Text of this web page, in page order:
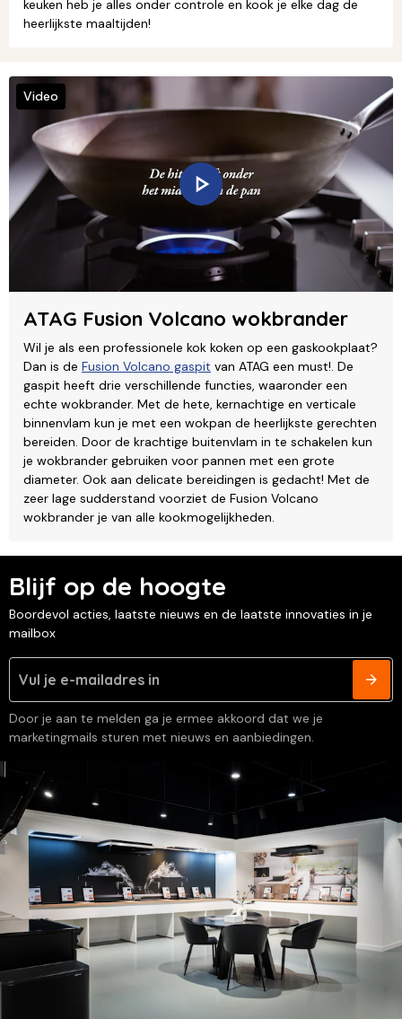
keuken heb je alles onder controle en kook je elke dag de
heerlijkste maaltijden!
ATAG Fusion Volcano wokbrander
Wil je als een professionele kok koken op een gaskookplaat?
Dan is de Fusion Volcano gaspit van ATAG een must!. De
gaspit heeft drie verschillende functies, waaronder een
echte wokbrander. Met de hete, kernachtige en verticale
binnenvlam kun je met een wokpan de heerlijkste gerechten
bereiden. Door de krachtige buitenvlam in te schakelen kun
je wokbrander gebruiken voor pannen met een grote
diameter. Ook aan delicate bereidingen is gedacht! Met de
zeer lage sudderstand voorziet de Fusion Volcano
wokbrander je van alle kookmogelijkheden.
Video
Blijf op de hoogte
Boordevol acties, laatste nieuws en de laatste innovaties in je
mailbox
Door je aan te melden ga je ermee akkoord dat we je
marketingmails sturen met nieuws en aanbiedingen.